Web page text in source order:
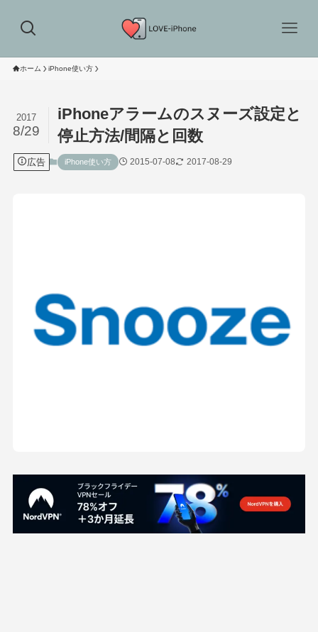
ホーム iPhone使い方
iPhoneアラームのスヌーズ設定と
停止方法/間隔と回数
2017
8/29
広告 iPhone使い方 2015-07-08 2017-08-29